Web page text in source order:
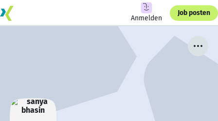
Anmelden
Job posten